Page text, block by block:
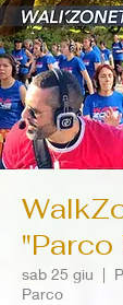
sab 25 giu
  |
Parco